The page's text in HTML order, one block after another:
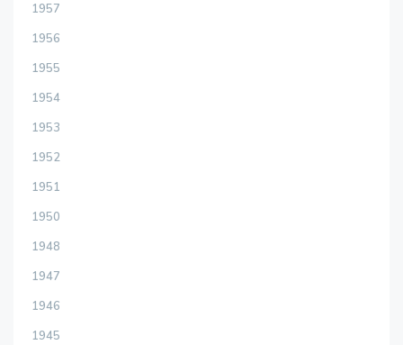
1957
1956
1955
1954
1953
1952
1951
1950
1948
1947
1946
1945